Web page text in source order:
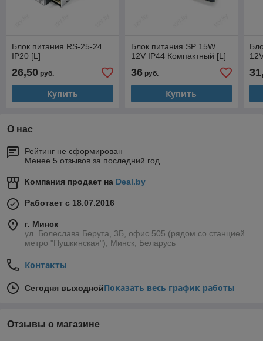
Блок питания RS-25-24
IP20 [L]
26,50 руб.
Купить
Блок питания SP 15W
12V IP44 Компактный [L]
36руб.
Купить
О нас
Рейтинг не сформирован
Менее 5 отзывов за последний год
Компания продает на Deal.by
Работает с 18.07.2016
г. Минск
ул. Болеслава Берута, 3Б, офис 505 (рядом со станцией
метро "Пушкинская"), Минск, Беларусь
Контакты
Сегодня выходнойПоказать весь график работы
Отзывы о магазине